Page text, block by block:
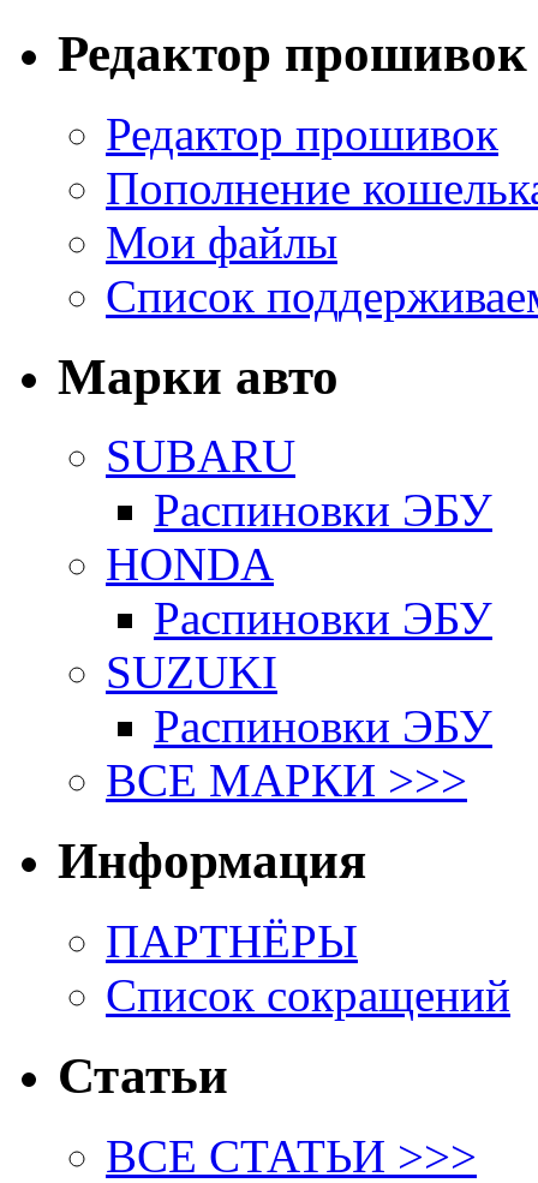
Редактор прошивок
Редактор прошивок
Пополнение
Мои файлы
Список
Марки авто
SUBARU
Распиновки ЭБУ
HONDA
Распиновки ЭБУ
SUZUKI
Распиновки ЭБУ
ВСЕ МАРКИ >>>
Информация
ПАРТНЁРЫ
Список сокращений
Статьи
ВСЕ СТАТЬИ >>>